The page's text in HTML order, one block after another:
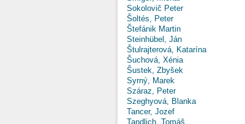
Sokolovič Peter
Šoltés, Peter
Štefánik Martin
Steinhübel, Ján
Štulrajterová, Katarína
Šuchová, Xénia
Šustek, Zbyšek
Syrný, Marek
Száraz, Peter
Szeghyová, Blanka
Tancer, Jozef
Tandlich, Tomáš